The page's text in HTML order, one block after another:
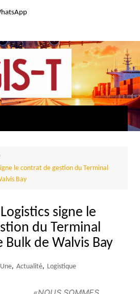
le contrat de gestion du Terminal
Bay
signe le
du Terminal
de Walvis Bay
, Actualité, Logistique